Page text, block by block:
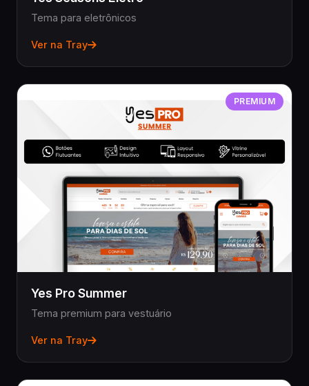
Tema para eletrônicos
Ver na Tray
PREMIUM
Yes Pro Summer
Tema premium para vestuário
Ver na Tray